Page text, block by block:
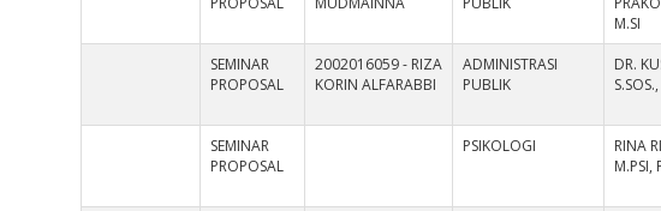
M.SI
SEMINAR
PROPOSAL
2002016059 - RIZA
KORIN ALFARABBI
ADMINISTRASI
PUBLIK
DR.
SEMINAR
PROPOSAL
PSIKOLOGI
RINA
M.PSI,